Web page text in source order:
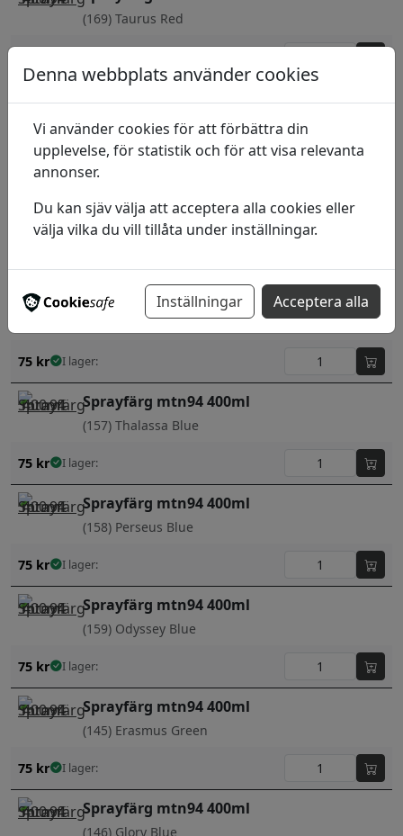
(169) Taurus Red
(161) Jase Blue
75kr I lager:
Sprayfärg mtn94 400ml
(162) Deep Blue
Sprayfärg mtn94 400ml
(156) Barceloneta Blue
75 kr I lager:
Sprayfärg mtn94 400ml
(157) Thalassa Blue
75 kr I lager:
Sprayfärg mtn94 400ml
(158) Perseus Blue
75 kr I lager:
Sprayfärg mtn94 400ml
(159) Odyssey Blue
75 kr I lager:
Sprayfärg mtn94 400ml
(145) Erasmus Green
75 kr I lager:
Sprayfärg mtn94 400ml
(146) Glory Blue
Denna webbplats använder cookies
Vi använder cookies för att förbättra din
upplevelse, för statistik och för att visa relevanta
annonser.
Du kan sjäv välja att acceptera alla cookies eller
välja vilka du vill tillåta under inställningar.
Inställningar Acceptera alla